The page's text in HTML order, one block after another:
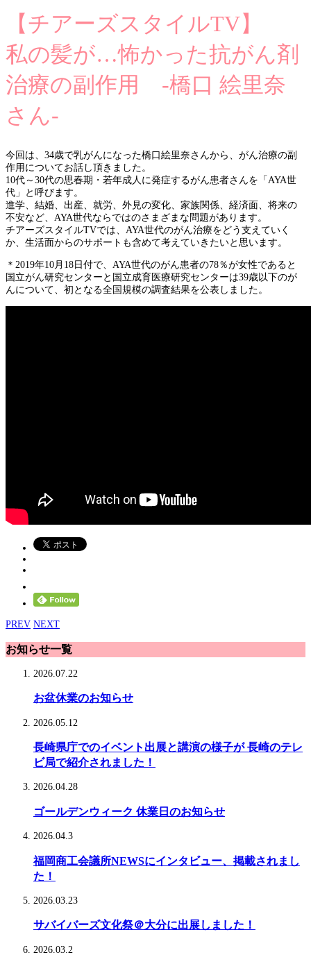
【チアーズスタイルTV】
私の髪が…怖かった抗がん剤
治療の副作用 -橋口 絵里奈
さん-
今回は、34歳で乳がんになった橋口絵里奈さんから、がん治療の副
作用についてお話し頂きました。
10代～30代の思春期・若年成人に発症するがん患者さんを「AYA世
代」と呼びます。
進学、結婚、出産、就労、外見の変化、家族関係、経済面、将来の
不安など、AYA世代ならではのさまざまな問題があります。
チアーズスタイルTVでは、AYA世代のがん治療をどう支えていく
か、生活面からのサポートも含めて考えていきたいと思います。
＊2019年10月18日付で、AYA世代のがん患者の78％が女性であると
国立がん研究センターと国立成育医療研究センターは39歳以下のが
んについて、初となる全国規模の調査結果を公表しました。
PREV NEXT
お知らせ一覧
2026.07.22
お盆休業のお知らせ
2026.05.12
長崎県庁でのイベント出展と講演の様子が 長崎のテレ
ビ局で紹介されました！
2026.04.28
ゴールデンウィーク 休業日のお知らせ
2026.04.3
福岡商工会議所NEWSにインタビュー、掲載されまし
た！
2026.03.23
サバイバーズ文化祭＠大分に出展しました！
2026.03.2